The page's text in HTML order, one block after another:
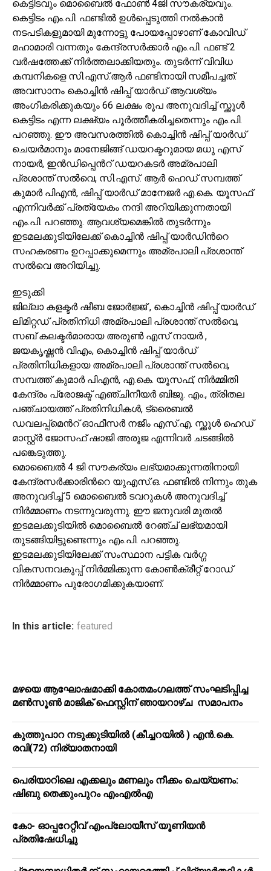
കെട്ടിടവും മൊബൈൽ ഫോൺ 4ജി സൗകര്യവും.
കെട്ടിടം എം.പി. ഫണ്ടിൽ ഉൾപ്പെടുത്തി നൽകാൻ
നടപടികളുമായി മുന്നോട്ടു പോയപ്പോഴാണ് കോവിഡ്
മഹാമാരി വന്നതും കേന്ദ്രസർക്കാർ എം.പി. ഫണ്ട് 2
വർഷത്തേക്ക് നിർത്തലാക്കിയതും. തുടർന്ന് വിവിധ
കമ്പനികളെ സി.എസ്.ആർ ഫണ്ടിനായി സമീപച്ചത്.
അവസാനം കൊച്ചിൻ ഷിപ്പ് യാർഡ് ആവശ്യം
അംഗീകരിക്കുകയും 66 ലക്ഷം രൂപ അനുവദിച്ച് സ്ക്കൂൾ
കെട്ടിടം എന്ന ലക്ഷ്യം പൂർത്തീകരിച്ചതെന്നും എം.പി.
പറഞ്ഞു. ഈ അവസരത്തിൽ കൊച്ചിൻ ഷിപ്പ് യാർഡ്
ചെയർമാനും മാനേജിങ്ങ് ഡയറക്ടറുമായ മധു എസ്
നായർ, ഇൻഡിപ്പെൻറ് ഡയറകടർ അമ്രപാലി
പ്രശാന്ത് സല്‍വെ, സി.എസ്. ആർ ഹെഡ് സമ്പത്ത്
കുമാർ പിഎൻ, ഷിപ്പ് യാർഡ് മാനേജർ എ.കെ. യൂസഫ്
എന്നിവർക്ക് പ്രത്യേകം നന്ദി അറിയിക്കുന്നതായി
എം.പി. പറഞ്ഞു. ആവശ്യമെങ്കിൽ തുടർന്നും
ഇടമലക്കുടിയിലേക്ക് കൊച്ചിൻ ഷിപ്പ് യാർഡിൻറെ
സഹകരണം ഉറപ്പാക്കുമെന്നും അമ്രപാലി പ്രശാന്ത്
സല്‍വെ അറിയിച്ചു.
ഇടുക്കി
ജില്ലാ കളക്ടർ ഷീബ ജോർജ്ജ് , കൊച്ചിൻ ഷിപ്പ് യാർഡ്
ലിമിറ്റഡ് പ്രതിനിധി അമ്രപാലി പ്രശാന്ത് സല്‍വെ,
സബ് കലക്ടർമാരായ അരുൺ എസ് നായർ ,
ജയകൃഷ്ണൻ വിഎം, കൊച്ചിൻ ഷിപ്പ് യാർഡ്
പ്രതിനിധികളായ അമ്രപാലി പ്രശാന്ത് സല്‍വെ,
സമ്പത്ത് കുമാർ പിഎൻ, എ.കെ. യൂസഫ്, നിർമ്മിതി
കേന്ദ്രം പ്രോജക്ട് എഞ്ചിനീയർ ബിജു. എം., ത്രിതല
പഞ്ചായത്ത് പ്രതിനിധികൾ, ട്രൈബൽ
ഡവലപ്പ്മെൻറ് ഓഫീസർ നജീം എസ്.എ. സ്ക്കൂൾ ഹെഡ്
മാസ്റ്റ്ർ ജോസഫ് ഷാജി അരൂജ എന്നിവർ ചടങ്ങിൽ
പങ്കെടുത്തു.
മൊബൈൽ 4 ജി സൗകര്യം ലഭ്യമാക്കുന്നതിനായി
കേന്ദ്രസർക്കാരിൻറെ യുഎസ്.ഒ. ഫണ്ടിൽ നിന്നും തുക
അനുവദിച്ച് 5 മൊബൈൽ ടവറുകൾ അനുവദിച്ച്
നിർമ്മാണം നടന്നുവരുന്നു. ഈ ജനുവരി മുതൽ
ഇടമലക്കുടിയിൽ മൊബൈൽ റേഞ്ച് ലഭ്യമായി
തുടങ്ങിയിട്ടുണ്ടെന്നും എം.പി. പറഞ്ഞു.
ഇടമലക്കുടിയിലേക്ക് സംസ്ഥാന പട്ടിക വർഗ്ഗ
വികസനവകുപ്പ് നിർമ്മിക്കുന്ന കോൺക്രീറ്റ് റോഡ്
നിർമ്മാണം പുരോഗമിക്കുകയാണ്.
In this article: featured
മഴയെ ആഘോഷമാക്കി കോതമംഗലത്ത് സംഘടിപ്പിച്ച
മൺസൂൺ മാജിക് ഫെസ്റ്റിന് ഞായറാഴ്ച സമാപനം
കുത്തുപാറ നടുക്കുടിയിൽ (കീച്ചറയിൽ ) എൻ.കെ.
രവി(72) നിര്യാതനായി
പെരിയാറിലെ എക്കലും മണലും നീക്കം ചെയ്യണം:
ഷിബു തെക്കുംപുറം എംഎൽഎ
കോ- ഓപ്പറേറ്റീവ് എംപ്ലോയീസ് യൂണിയൻ
പ്രതിഷേധിച്ചു